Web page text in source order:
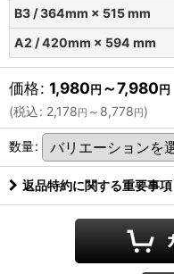
B3 / 364mm × 515 mm
A2 / 420mm × 594 mm
価格: 1,980円 ～7,980円
(税込: 2,178円 ～8,778円)
数量:
返品特約に関する重要事項